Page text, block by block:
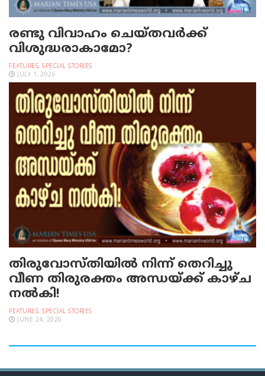
രണ്ടു വിവാഹം ചെയ്തവര്‍ക്ക്
വിശുദ്ധരാകാമോ?
FEATURES, SPECIAL STORIES
JULY 1, 2026
തിരുവോസ്തിയില്‍ നിന്ന് തെറിച്ചു
വീണ തിരുരക്തം അന്ധയ്ക്ക് കാഴ്ച
നല്‍കി!
FEATURES, SPECIAL STORIES
JUNE 24, 2026